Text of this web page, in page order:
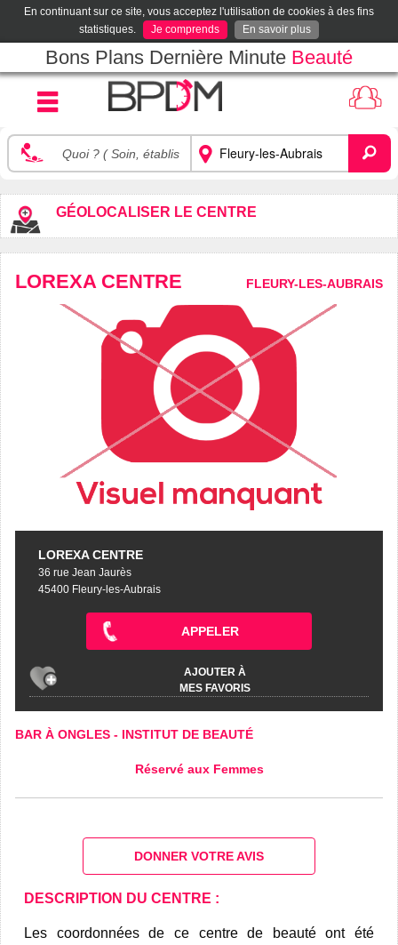
En continuant sur ce site, vous acceptez l'utilisation de cookies à des fins
statistiques.
Je comprends En savoir plus
Bons Plans Dernière Minute Beauté
GÉOLOCALISER LE CENTRE
LOREXA CENTRE FLEURY-LES-AUBRAIS
LOREXA CENTRE
36 rue Jean Jaurès
45400 Fleury-les-Aubrais
APPELER
AJOUTER À
MES FAVORIS
BAR À ONGLES - INSTITUT DE BEAUTÉ
Réservé aux Femmes
DONNER VOTRE AVIS
DESCRIPTION DU CENTRE :
Les coordonnées de ce centre de beauté ont été